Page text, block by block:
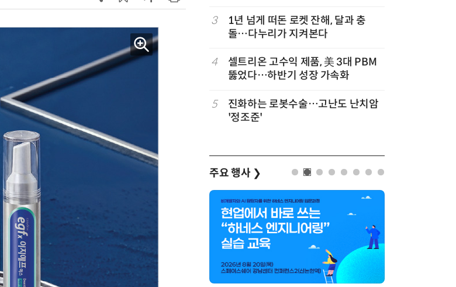
화…존스홉킨스·하버드와 기술사업
국가연구개발사업 성과 평가, 과기정
통부로 일원화 추진
10
경 다루며 과학원리 체득...과학체험
제공 '주니어닥터' 현장
3
1년 넘게 떠돈 로켓 잔해, 달과 충
돌…다누리가 지켜본다
4
셀트리온 고수익 제품, 美 3대 PBM
뚫었다…하반기 성장 가속화
5
진화하는 로봇수술…고난도 난치암
'정조준'
주요 행사 ❯